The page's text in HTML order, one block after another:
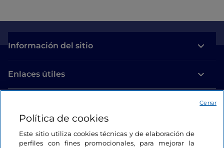
Información del sitio
Enlaces útiles
Estamos en contacto
Política de cookies
Este sitio utiliza cookies técnicas y de elaboración de
perfiles con fines promocionales, para mejorar la
Cerrar